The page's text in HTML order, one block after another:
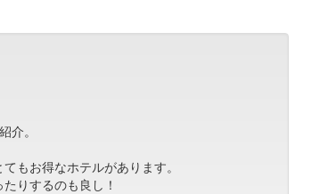
介。
もお得なホテルがあります。
りするのも良し！